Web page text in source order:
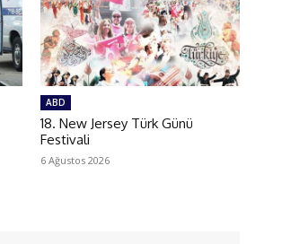
ABD
18. New Jersey Türk Günü
Festivali
6 Ağustos 2026